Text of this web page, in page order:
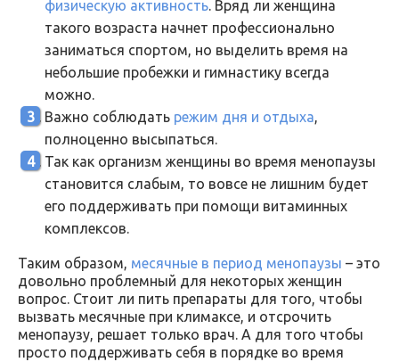
физическую активность . Вряд ли женщина
такого возраста начнет профессионально
заниматься спортом, но выделить время на
небольшие пробежки и гимнастику всегда
можно.
Важно соблюдать режим дня и отдыха
полноценно высыпаться.
Так как организм женщины во время менопаузы
становится слабым, то вовсе не лишним будет
его поддерживать при помощи витаминных
комплексов.
Таким образом, месячные в период менопаузы – это
довольно проблемный для некоторых женщин
вопрос. Стоит ли пить препараты для того, чтобы
вызвать месячные при климаксе, и отсрочить
менопаузу, решает только врач. А для того чтобы
просто поддерживать себя в порядке во время